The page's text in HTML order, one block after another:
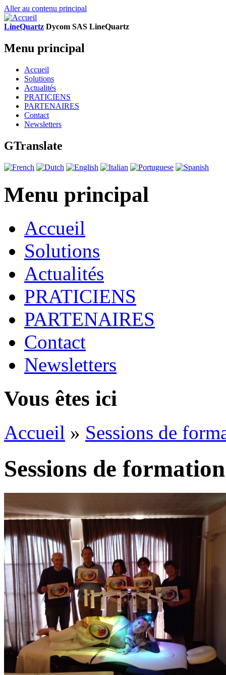
Aller au contenu principal
LineQuartz Dycom SAS LineQuartz
Menu principal
Accueil
Solutions
Actualités
PRATICIENS
PARTENAIRES
Contact
Newsletters
GTranslate
Menu principal
Accueil
Solutions
Actualités
PRATICIENS
PARTENAIRES
Contact
Newsletters
Vous êtes ici
Accueil » Sessions de
Sessions de